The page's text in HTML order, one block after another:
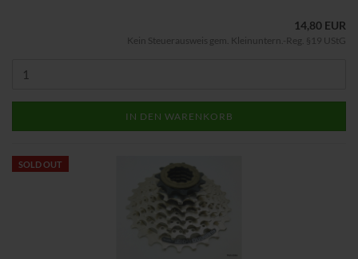
14,80 EUR
Kein Steuerausweis gem. Kleinuntern.-Reg. §19 UStG
IN DEN WARENKORB
SOLD OUT